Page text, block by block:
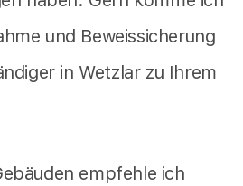
und Beweissicherung
in Wetzlar zu Ihrem
empfehle ich